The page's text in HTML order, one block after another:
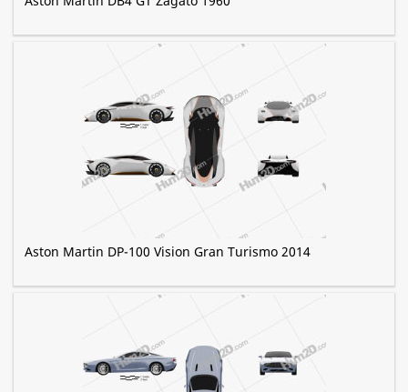
Aston Martin DP-100 Vision Gran Turismo 2014